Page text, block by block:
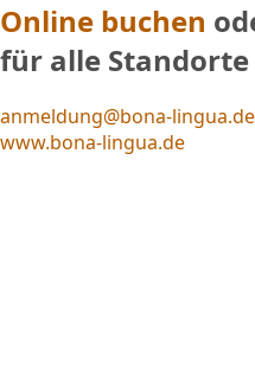
Online buchen
für alle Standorte
anmeldung@bona-lingua.de
www.bona-lingua.de